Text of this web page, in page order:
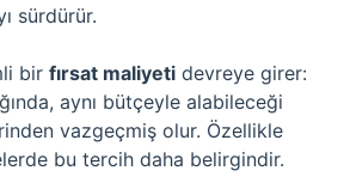
sürdürür.
bir fırsat maliyeti devreye girer:
aynı bütçeyle alabileceği
vazgeçmiş olur. Özellikle
bu tercih daha belirgindir.